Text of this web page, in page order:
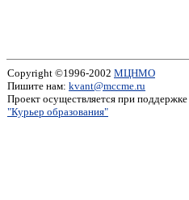
Copyright ©1996-2002 МЦНМО
Пишите нам: kvant@mccme.ru
Проект осуществляется при поддержке
"Курьер образования"